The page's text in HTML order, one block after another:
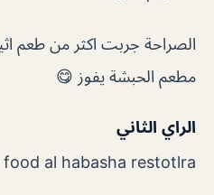
الصراحة جربت اكثر من طعم
مطعم الحبشة يفوز 😋
الراي الثاني
food al habasha restotlra